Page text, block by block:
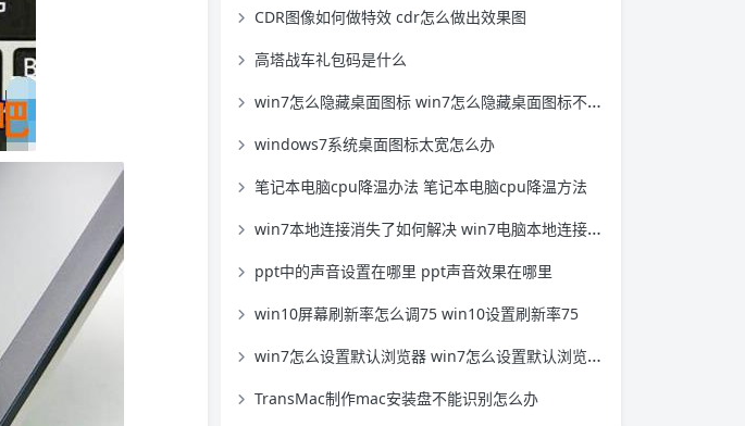
CDR图像如何做特效 cdr怎么做出效果图
高塔战车礼包码是什么
win7怎么隐藏桌面图标 win7怎么隐藏桌面图标不被发现
windows7系统桌面图标太宽怎么办
笔记本电脑cpu降温办法 笔记本电脑cpu降温方法
win7本地连接消失了如何解决 win7电脑本地连接不见了怎么恢复
ppt中的声音设置在哪里 ppt声音效果在哪里
win10屏幕刷新率怎么调75 win10设置刷新率75
win7怎么设置默认浏览器 win7怎么设置默认浏览器360
TransMac制作mac安装盘不能识别怎么办